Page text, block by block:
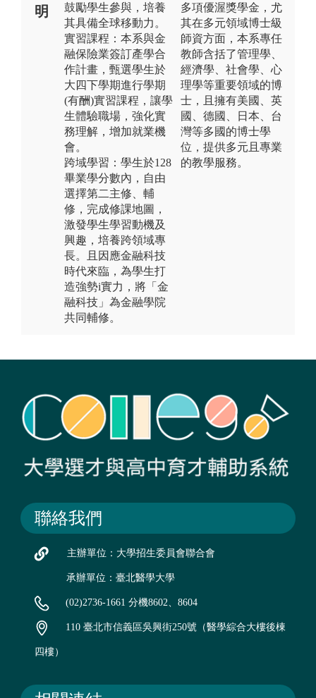
明
鼓勵學生參與，培養
其具備全球移動力。
實習課程：本系與金
融保險業簽訂產學合
作計畫，甄選學生於
大四下學期進行學期
(有酬)實習課程，讓學
生體驗職場，強化實
務理解，增加就業機
會。
跨域學習：學生於128
畢業學分數內，自由
選擇第二主修、輔
修，完成修課地圖，
激發學生學習動機及
興趣，培養跨領域專
長。且因應金融科技
時代來臨，為學生打
造強勢i實力，將「金
融科技」為金融學院
共同輔修。
多項優渥獎學金，尤
其在多元領域博士級
師資方面，本系專任
教師含括了管理學、
經濟學、社會學、心
理學等重要領域的博
士，且擁有美國、英
國、德國、日本、台
灣等多國的博士學
位，提供多元且專業
的教學服務。
聯絡我們
主辦單位：大學招生委員會聯合會
承辦單位：臺北醫學大學
(02)2736-1661 分機8602、8604
110 臺北市信義區吳興街250號（醫學綜合大樓後棟
四樓）